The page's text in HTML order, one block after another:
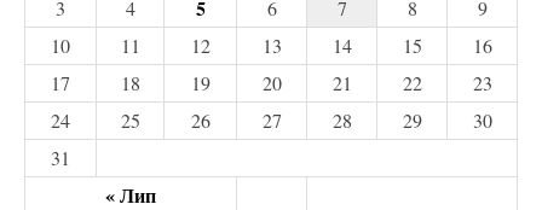
« Лип
3
4 5 6 7 8
9
10
11 12 13 14 15
16
17
18 19 20 21 22
23
24
25 26 27 28 29
30
31